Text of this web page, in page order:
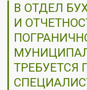
В ОТДЕЛ
И
ТРЕБУЕТСЯ